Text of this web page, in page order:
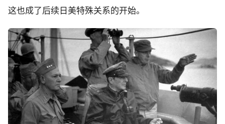
这也成了后续日美特殊关系的开始。